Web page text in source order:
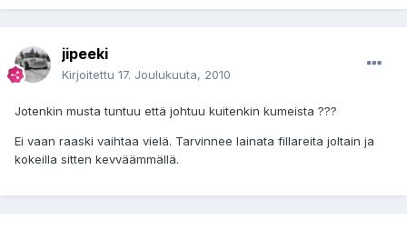
jipeeki
Kirjoitettu 17. Joulukuuta, 2010
Jotenkin musta tuntuu että johtuu kuitenkin kumeista ???
Ei vaan raaski vaihtaa vielä. Tarvinnee lainata fillareita joltain ja
kokeilla sitten kevväämmällä.